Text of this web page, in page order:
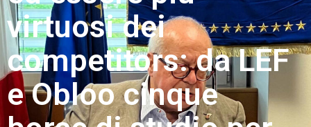
virtuosi dei
competitors: da LEF
e Obloo cinque